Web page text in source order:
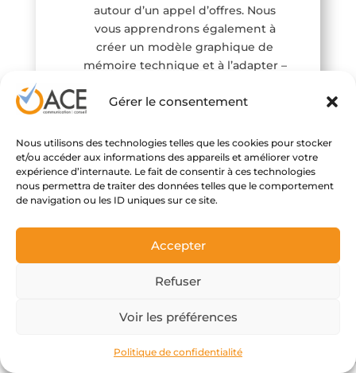
Gérer le consentement
Nous utilisons des technologies telles que les cookies pour stocker
et/ou accéder aux informations des appareils et améliorer votre
expérience d’internaute. Le fait de consentir à ces technologies
nous permettra de traiter des données telles que le comportement
de navigation ou les ID uniques sur ce site.
Accepter
Refuser
Voir les préférences
Politique de confidentialité
autour d’un appel d’offres. Nous
vous apprendrons également à
créer un modèle graphique de
mémoire technique et à l’adapter –
réponse – à des cas spécifiques.
Je suis intéressé
En savoir plus